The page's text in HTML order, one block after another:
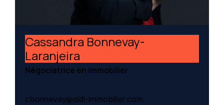
Cassandra Bonnevay-
Laranjeira
Négociatrice en immobilier
cbonnevay@sldi-immobilier.com